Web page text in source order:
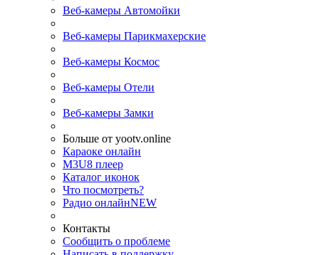
Веб-камеры Автомойки
Веб-камеры Парикмахерские
Веб-камеры Космос
Веб-камеры Отели
Веб-камеры Замки
Больше от yootv.online
Караоке онлайн
M3U8 плеер
Каталог иконок
Что посмотреть?
Радио онлайнNEW
Контакты
Сообщить о проблеме